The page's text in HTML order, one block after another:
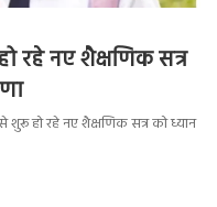
रहे नए शैक्षणिक सत्र
हो रहे नए शैक्षणिक सत्र को ध्यान